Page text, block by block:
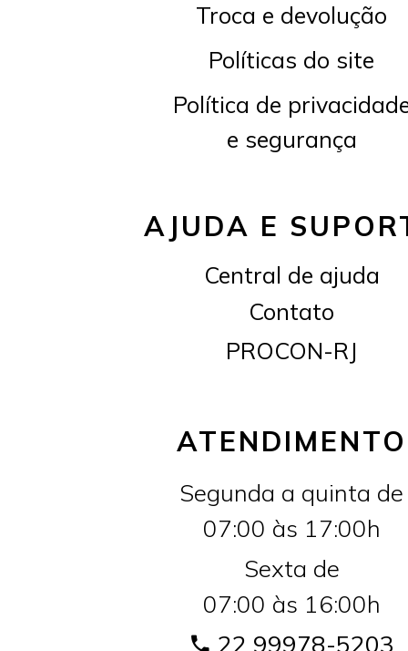
Troca e devolução
Políticas do site
Política de
e segurança
AJUDA E
Central de ajuda
Contato
PROCON-RJ
ATENDIMENTO
Segunda a quinta de
07:00 às 17:00h
Sexta de
07:00 às 16:00h
22 99978-5203